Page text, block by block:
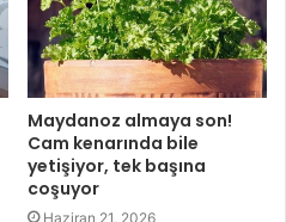
Maydanoz almaya son!
Cam kenarında bile
yetişiyor, tek başına
coşuyor
Haziran 21, 2026